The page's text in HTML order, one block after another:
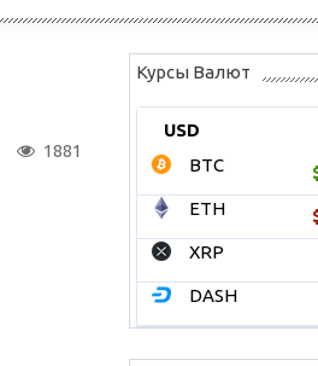
1881
Курсы Валют
USD
BTC
ETH
XRP
DASH